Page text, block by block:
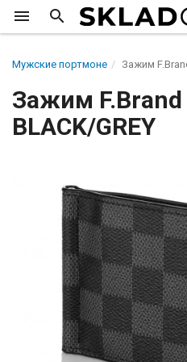
Мужские портмоне Зажим
Зажим F.Brand
BLACK/GREY